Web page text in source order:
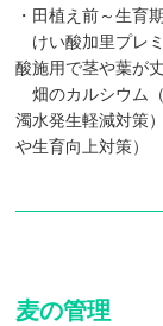
・田植え前～生育期
けい酸加里プレ
酸施用で茎や葉が
畑のカルシウム
濁水発生軽減対策
や生育向上対策）
麦の管理